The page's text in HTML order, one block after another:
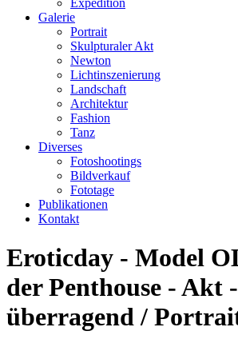
Expedition
Galerie
Portrait
Skulpturaler Akt
Newton
Lichtinszenierung
Landschaft
Architektur
Fashion
Tanz
Diverses
Fotoshootings
Bildverkauf
Fototage
Publikationen
Kontakt
Eroticday - Model
der Penthouse -
überragend /